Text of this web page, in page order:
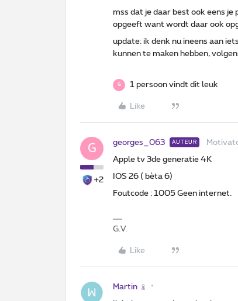
mss dat je daar best ook eens
opgeeft want wordt daar ook
update: ik denk nu ineens aan
kunnen te maken hebben,
G 1 persoon vindt dit leuk
Like
G
+2
georges_063 AUTEUR
Apple tv 3de generatie 4K
IOS 26 ( bèta 6)
Foutcode : 1005 Geen internet.
G.V.
Like
Martin